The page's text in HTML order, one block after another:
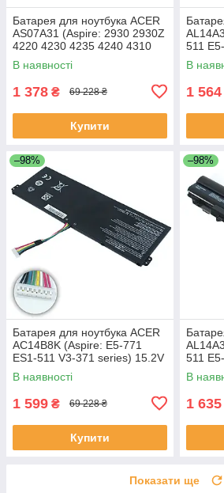
Батарея для ноутбука ACER
AS07A31 (Aspire: 2930 2930Z
4220 4230 4235 4240 4310
5334 5732Z 7315) 11.1V
4400mAh Чорний
В наявності
1 378 ₴ 69 228 ₴
Купити
511
11.1V
В
1 564
–98%
Батарея для ноутбука ACER
AC14B8K (Aspire: E5-771
ES1-511 V3-371 series) 15.2V
2200mAh Чорний
В наявності
1 599 ₴ 69 228 ₴
Купити
–98%
511
11.1V
В
1 635
Показати ще